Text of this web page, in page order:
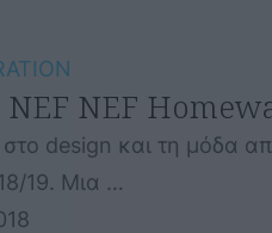
NEF
στο design και τη μόδα
19. Μια …